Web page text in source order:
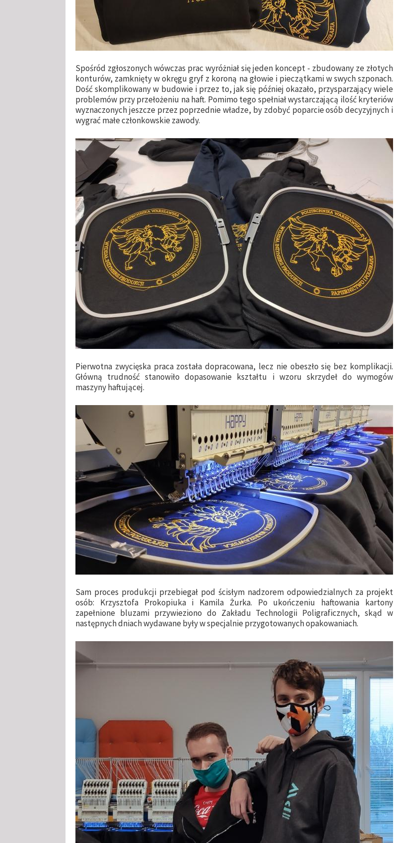
Spośród zgłoszonych wówczas prac wyróżniał się jeden koncept - zbudowany ze złotych
konturów, zamknięty w okręgu gryf z koroną na głowie i pieczątkami w swych szponach.
Dość skomplikowany w budowie i przez to, jak się później okazało, przysparzający wiele
problemów przy przełożeniu na haft. Pomimo tego spełniał wystarczającą ilość kryteriów
wyznaczonych jeszcze przez poprzednie władze, by zdobyć poparcie osób decyzyjnych i
wygrać małe członkowskie zawody.
Pierwotna zwycięska praca została dopracowana, lecz nie obeszło się bez komplikacji.
Główną trudność stanowiło dopasowanie kształtu i wzoru skrzydeł do wymogów
maszyny haftującej.
Sam proces produkcji przebiegał pod ścisłym nadzorem odpowiedzialnych za projekt
osób: Krzysztofa Prokopiuka i Kamila Żurka. Po ukończeniu haftowania kartony
zapełnione bluzami przywieziono do Zakładu Technologii Poligraficznych, skąd w
następnych dniach wydawane były w specjalnie przygotowanych opakowaniach.